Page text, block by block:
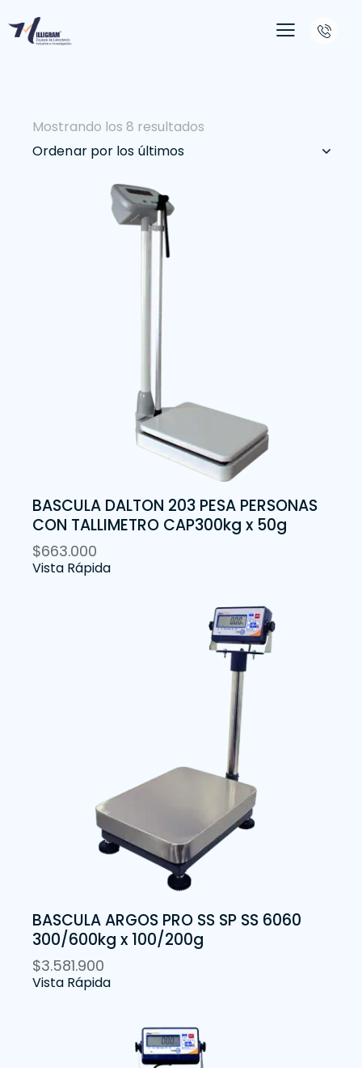
Mostrando los 8 resultados
BASCULA DALTON 203 PESA PERSONAS
CON TALLIMETRO CAP300kg x 50g
$663.000
Vista Rápida
BASCULA ARGOS PRO SS SP SS 6060
300/600kg x 100/200g
$3.581.900
Vista Rápida